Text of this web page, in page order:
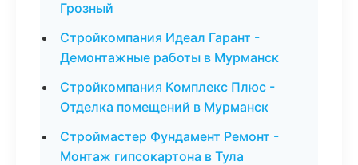
Грозный
Стройкомпания Идеал Гарант -
Демонтажные работы в Мурманск
Стройкомпания Комплекс Плюс -
Отделка помещений в Мурманск
Строймастер Фундамент Ремонт -
Монтаж гипсокартона в Тула